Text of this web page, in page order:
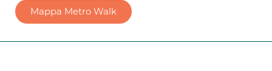
Mappa Metro Walk